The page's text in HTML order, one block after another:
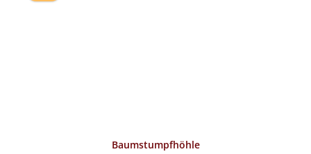
Baumstumpfhöhle